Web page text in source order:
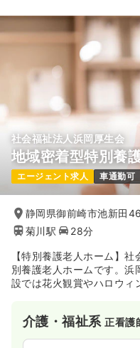
社会福祉法人浜岡厚生会
地域密着型特別養
エージェント求人 車通勤可
静岡県御前崎市池新田
菊川駅
28分
【特別養護老人ホーム】
別養護老人ホームです。浜
設では花火観賞やハロウィ
介護・福祉系正看護